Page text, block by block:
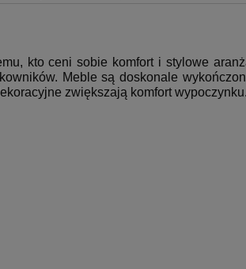
kto ceni sobie komfort i stylowe
Meble są doskonale
zwiększają komfort wypoczynku.